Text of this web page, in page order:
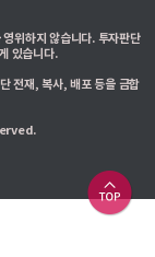
위하지 않습니다. 투자판단
있습니다.
전재, 복사, 배포 등을 금합